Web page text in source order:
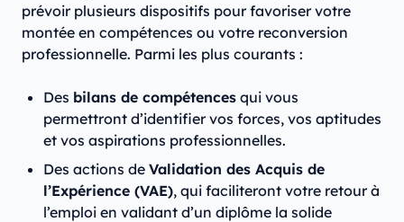
prévoir plusieurs dispositifs pour favoriser votre
montée en compétences ou votre reconversion
professionnelle. Parmi les plus courants :
Des bilans de compétences qui vous
permettront d’identifier vos forces, vos aptitudes
et vos aspirations professionnelles.
Des actions de Validation des Acquis de
l’Expérience (VAE), qui faciliteront votre retour à
l’emploi en validant d’un diplôme la solide